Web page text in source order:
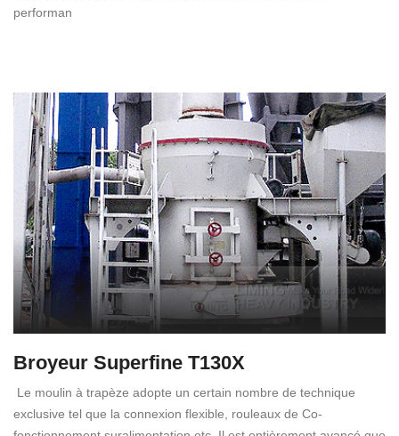
performan
Broyeur Superfine T130X
Le moulin à trapèze adopte un certain nombre de technique
exclusive tel que la connexion flexible, rouleaux de Co-